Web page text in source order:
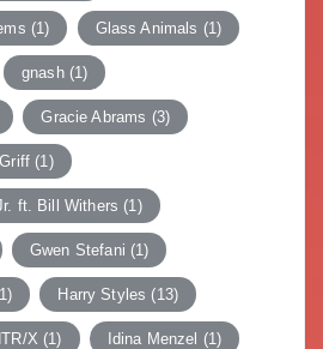
(1) Glass Animals (1)
gnash(1)
Gracie Abrams (3)
Griff (1)
ft. Bill Withers (1)
Gwen Stefani (1)
Harry Styles (13)
X (1) Idina Menzel (1)